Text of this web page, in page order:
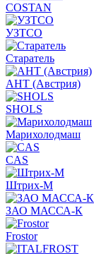
COSTAN
УЗТСО
Старатель
АНТ (Австрия)
SHOLS
Марихолодмаш
CAS
Штрих-М
ЗАО МАССА-К
Frostor